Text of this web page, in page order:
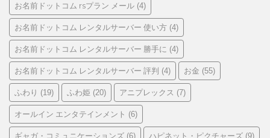
お名前ドットコム rsプラン メール (4)
お名前ドットコム レンタルサーバー 使い方 (4)
お名前ドットコム レンタルサーバー 勝手に (4)
お名前ドットコム レンタルサーバー 評判 (4) お金 (55)
ふわり (19) ふわ姫 (20) アニプレックス (7)
オールイン エンタテインメント (6)
ギャガ・コミュニケーションズ (6) ハピネット・ピクチャーズ (9)